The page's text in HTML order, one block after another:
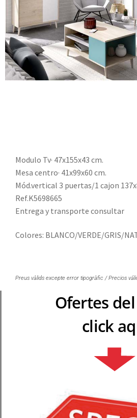
Modulo Tv· 47x155x43 cm.
Mesa centro· 41x99x60 cm.
Mód.vertical 3 puertas/1 cajon
Ref.K5698665
Entrega y transporte consultar
Colores: BLANCO/VERDE/GRIS/
Preus vàlids excepte error tipogràfic / Precios
Ofertes
click